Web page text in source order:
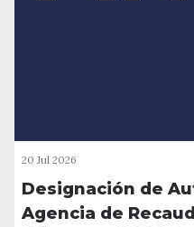
20 Jul 2026
Designación de
Agencia de